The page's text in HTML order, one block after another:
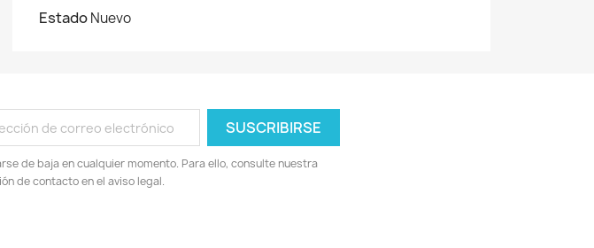
EstadoNuevo
de baja en cualquier momento. Para ello, consulte nuestra
de contacto en el aviso legal.